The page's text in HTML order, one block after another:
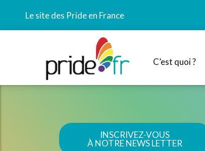
Le site des Pride en France
C’est quoi ?
INSCRIVEZ-VOUS
À NOTRE NEWS LETTER